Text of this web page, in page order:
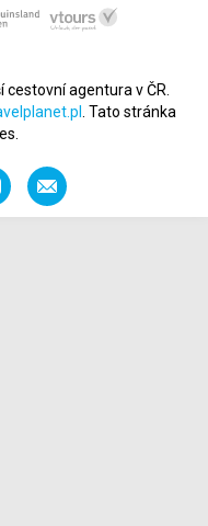
agentura v ČR.
. Tato stránka
Napište
nám